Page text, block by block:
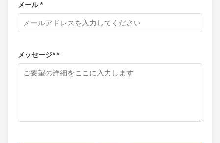
メール *
メッセージ* *